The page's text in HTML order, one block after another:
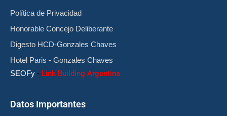
Política de Privacidad
Honorable Concejo Deliberante
Digesto HCD-Gonzales Chaves
Hotel Paris - Gonzales Chaves
SEOFy - Link Building Argentina
Datos Importantes